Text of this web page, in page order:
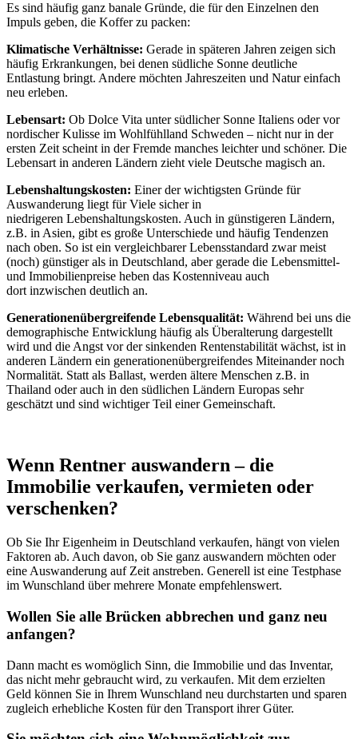
Es sind häufig ganz banale Gründe, die für den Einzelnen den
Impuls geben, die Koffer zu packen:
Klimatische Verhältnisse: Gerade in späteren Jahren zeigen sich
häufig Erkrankungen, bei denen südliche Sonne deutliche
Entlastung bringt. Andere möchten Jahreszeiten und Natur einfach
neu erleben.
Lebensart: Ob Dolce Vita unter südlicher Sonne Italiens oder vor
nordischer Kulisse im Wohlfühlland Schweden – nicht nur in der
ersten Zeit scheint in der Fremde manches leichter und schöner. Die
Lebensart in anderen Ländern zieht viele Deutsche magisch an.
Lebenshaltungskosten: Einer der wichtigsten Gründe für
Auswanderung liegt für Viele sicher in
niedrigeren Lebenshaltungskosten. Auch in günstigeren Ländern,
z.B. in Asien, gibt es große Unterschiede und häufig Tendenzen
nach oben. So ist ein vergleichbarer Lebensstandard zwar meist
(noch) günstiger als in Deutschland, aber gerade die Lebensmittel-
und Immobilienpreise heben das Kostenniveau auch
dort inzwischen deutlich an.
Generationenübergreifende Lebensqualität: Während bei uns die
demographische Entwicklung häufig als Überalterung dargestellt
wird und die Angst vor der sinkenden Rentenstabilität wächst, ist in
anderen Ländern ein generationenübergreifendes Miteinander noch
Normalität. Statt als Ballast, werden ältere Menschen z.B. in
Thailand oder auch in den südlichen Ländern Europas sehr
geschätzt und sind wichtiger Teil einer Gemeinschaft.
Wenn Rentner auswandern – die
Immobilie verkaufen, vermieten oder
verschenken?
Ob Sie Ihr Eigenheim in Deutschland verkaufen, hängt von vielen
Faktoren ab. Auch davon, ob Sie ganz auswandern möchten oder
eine Auswanderung auf Zeit anstreben. Generell ist eine Testphase
im Wunschland über mehrere Monate empfehlenswert.
Wollen Sie alle Brücken abbrechen und ganz neu
anfangen?
Dann macht es womöglich Sinn, die Immobilie und das Inventar,
das nicht mehr gebraucht wird, zu verkaufen. Mit dem erzielten
Geld können Sie in Ihrem Wunschland neu durchstarten und sparen
zugleich erhebliche Kosten für den Transport ihrer Güter.